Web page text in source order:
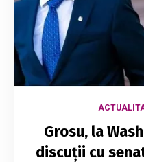
Grosu, la
discuții cu